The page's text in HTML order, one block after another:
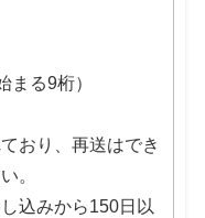
まる9桁）
おり、再送はでき
。
込みから150日以